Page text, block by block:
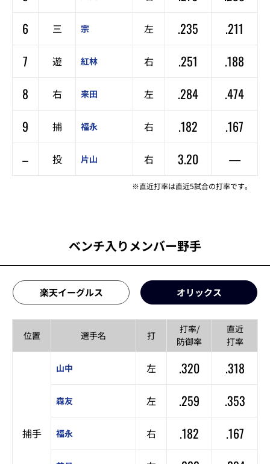
6
三 宗 左 .235
.211
7
遊 紅林 右 .251
.188
8
右 来田 左 .284
.474
9
捕 福永 右 .182
.167
–
投 片山 右 3.20 —
※直近打率は直近5試合の打率です。
ベンチ入りメンバー野手
楽天イーグルス オリックス
位置 選手名 打
打率/
防御率
直近
打率
捕手
山中 左 .320 .318
森友 左 .259 .353
福永 右 .182 .167